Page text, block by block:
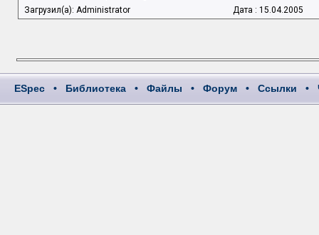
Загрузил(а): Administrator
Дата : 15.04.2005
ESpec • Библиотека • Файлы • Форум • Ссылки •